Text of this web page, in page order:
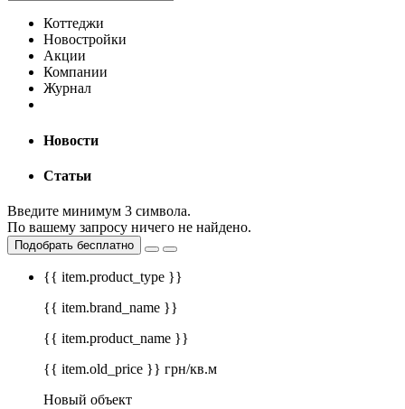
Коттеджи
Новостройки
Акции
Компании
Журнал
Новости
Статьи
Введите минимум 3 символа.
По вашему запросу ничего не найдено.
Подобрать бесплатно
{{ item.product_type }}
{{ item.brand_name }}
{{ item.product_name }}
{{ item.old_price }} грн/кв.м
Новый объект